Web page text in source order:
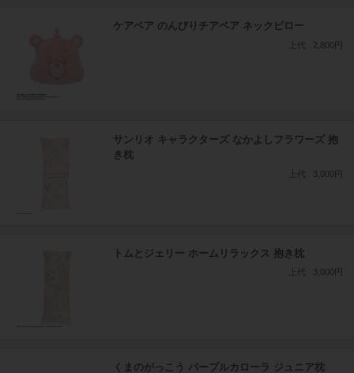
ケアベア のんびりチアベア ネックピロー
上代 2,800円
サンリオ キャラクターズ なかよしフラワーズ 抱
き枕
上代 3,000円
トムとジェリー ホームリラックス 抱き枕
上代 3,000円
くまのがっこう パープルカローラ ジュニア枕